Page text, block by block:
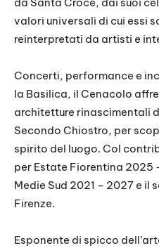
da Santa Croce, dai suoi
valori universali di cui essi
reinterpretati da artisti e
Concerti, performance e
la Basilica, il Cenacolo
architetture rinascimentali
Secondo Chiostro, per
spirito del luogo. Col
per Estate Fiorentina 2025
Medie Sud 2021 – 2027 e il
Firenze.
Esponente di spicco